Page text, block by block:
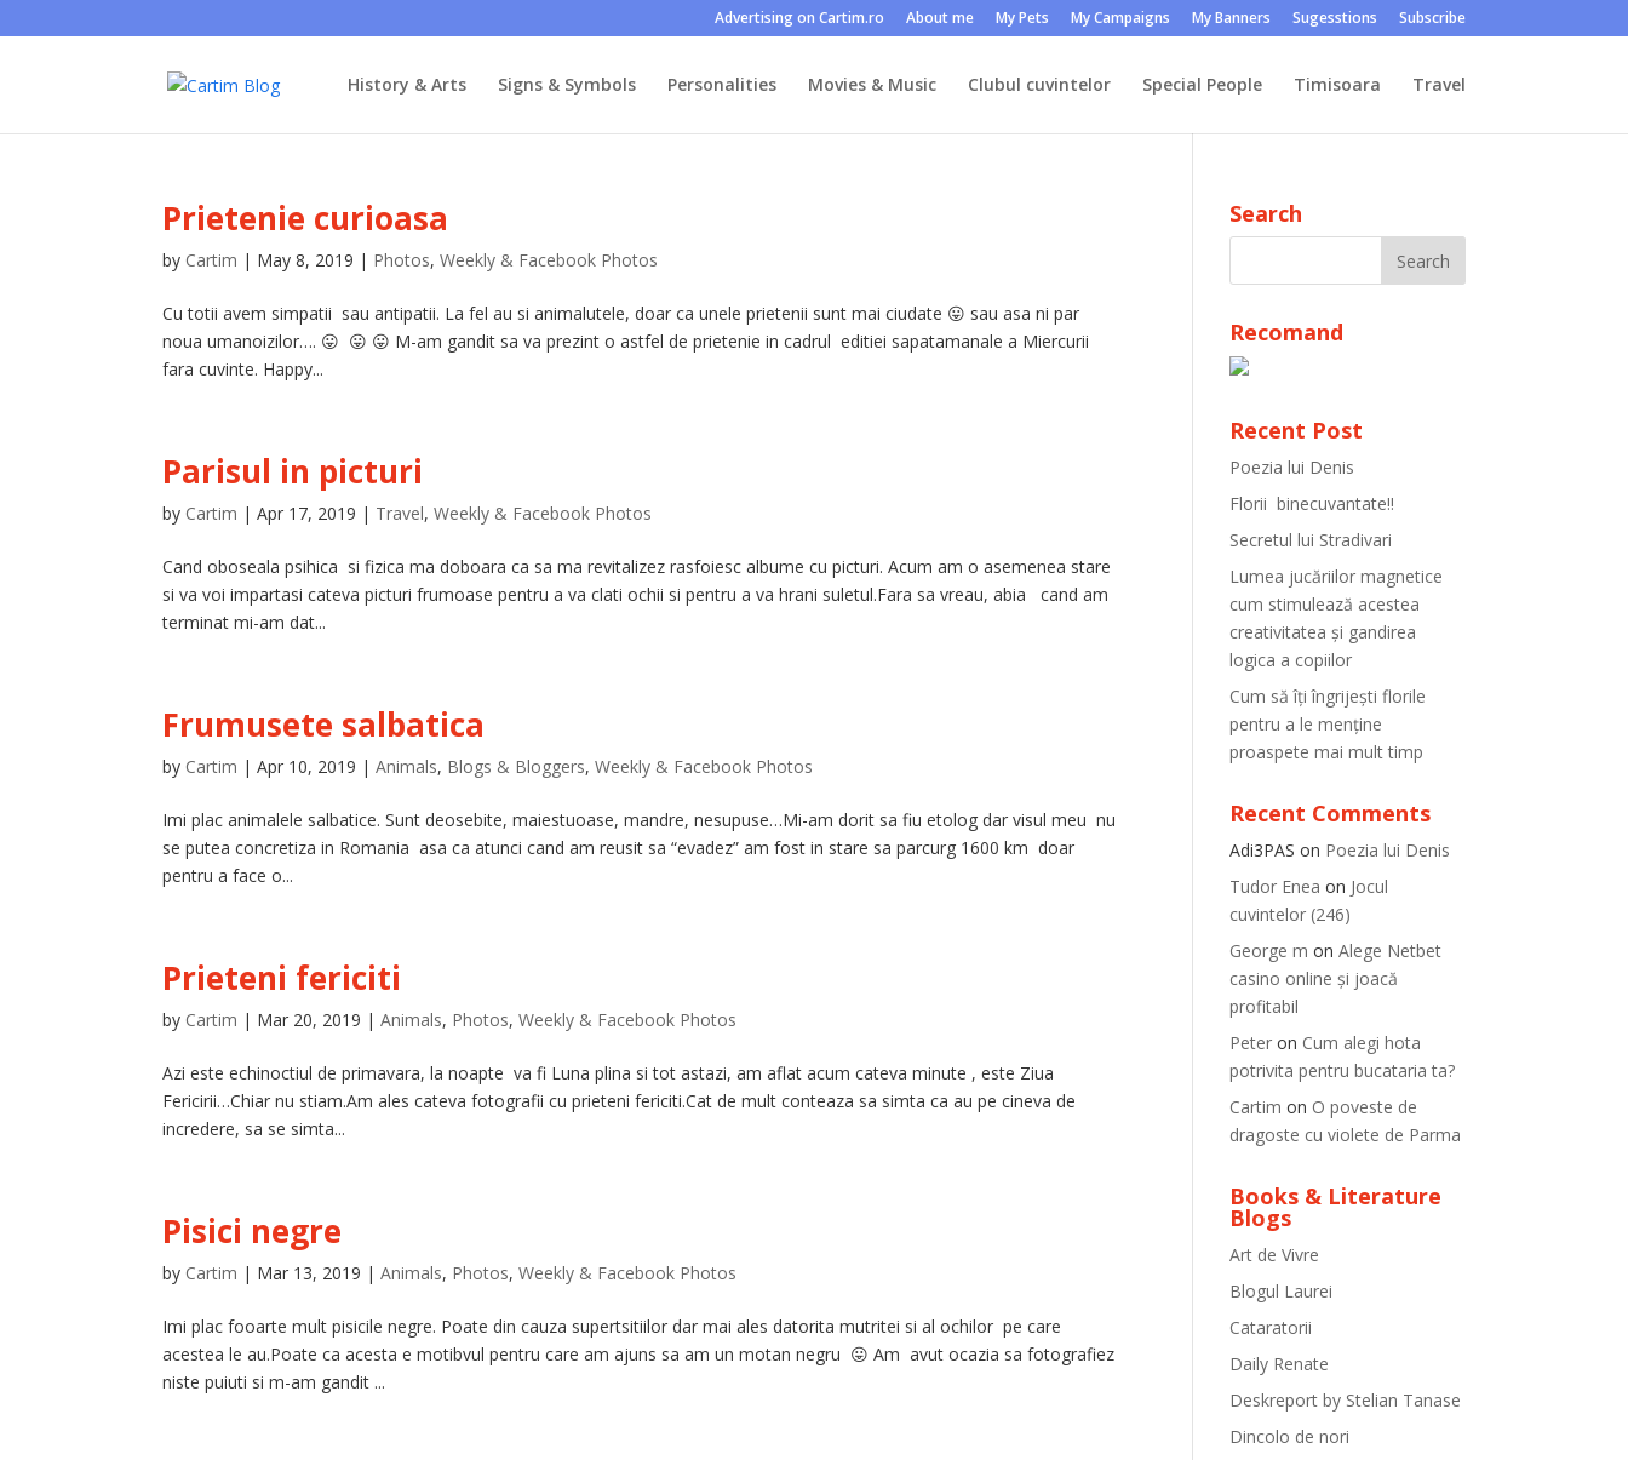
Advertising on Cartim.ro About me My Pets My Campaigns My Banners Sugesstions Subscribe
History & Arts Signs & Symbols Personalities Movies & Music Clubul cuvintelor Special People Timisoara Travel
Prietenie curioasa
by Cartim | May 8, 2019 | Photos,Weekly & Facebook Photos
Cu totii avem simpatii sau antipatii. La fel au si animalutele, doar ca unele prietenii sunt mai ciudate 😛 sau asa ni par
noua umanoizilor…. 😛 😛 😛 M-am gandit sa va prezint o astfel de prietenie in cadrul editiei sapatamanale a Miercurii
fara cuvinte. Happy...
Parisul in picturi
by Cartim |Apr 17, 2019 | Travel,Weekly & Facebook Photos
Cand oboseala psihica si fizica ma doboara ca sa ma revitalizez rasfoiesc albume cu picturi. Acum am o asemenea stare
si va voi impartasi cateva picturi frumoase pentru a va clati ochii si pentru a va hrani suletul.Fara sa vreau, abia cand am
terminat mi-am dat...
Frumusete salbatica
by Cartim |Apr 10, 2019 |Animals, Blogs & Bloggers,Weekly & Facebook Photos
Imi plac animalele salbatice. Sunt deosebite, maiestuoase, mandre, nesupuse…Mi-am dorit sa fiu etolog dar visul meu nu
se putea concretiza in Romania asa ca atunci cand am reusit sa “evadez” am fost in stare sa parcurg 1600 km doar
pentru a face o...
Prieteni fericiti
by Cartim | Mar 20, 2019 |Animals, Photos,Weekly & Facebook Photos
Azi este echinoctiul de primavara, la noapte va fi Luna plina si tot astazi, am aflat acum cateva minute , este Ziua
Fericirii…Chiar nu stiam.Am ales cateva fotografii cu prieteni fericiti.Cat de mult conteaza sa simta ca au pe cineva de
incredere, sa se simta...
Pisici negre
by Cartim | Mar 13, 2019 |Animals, Photos,Weekly & Facebook Photos
Imi plac fooarte mult pisicile negre. Poate din cauza supertsitiilor dar mai ales datorita mutritei si al ochilor pe care
acestea le au.Poate ca acesta e motibvul pentru care am ajuns sa am un motan negru 😛 Am avut ocazia sa fotografiez
niste puiuti si m-am gandit ...
Search
Recomand
Recent Post
Poezia lui Denis
Florii binecuvantate!!
Secretul lui Stradivari
Lumea jucăriilor magnetice
cum stimulează acestea
creativitatea și gandirea
logica a copiilor
Cum să îți îngrijești florile
pentru a le menține
proaspete mai mult timp
Recent Comments
Adi3PAS on Poezia lui Denis
Tudor Enea on Jocul
cuvintelor (246)
George m onAlege Netbet
casino online și joacă
profitabil
Peter on Cum alegi hota
potrivita pentru bucataria ta?
Cartim on O poveste de
dragoste cu violete de Parma
Books & Literature
Blogs
Art de Vivre
Blogul Laurei
Cataratorii
Daily Renate
Deskreport by Stelian Tanase
Dincolo de nori